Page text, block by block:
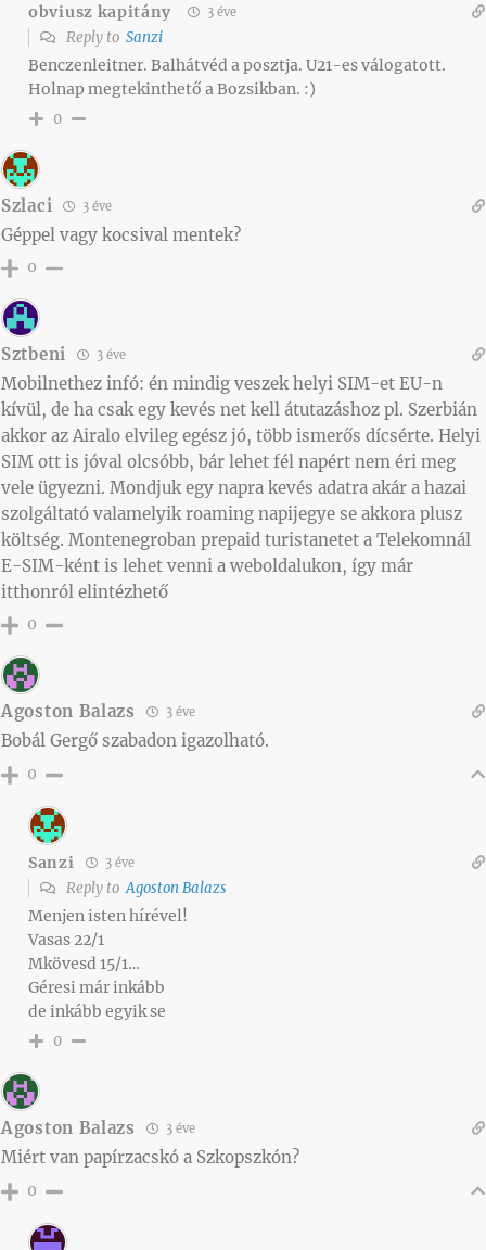
obviusz kapitány 3 éve
Reply to Sanzi
Benczenleitner. Balhátvéd a posztja. U21-es válogatott.
Holnap megtekinthető a Bozsikban. :)
0
Szlaci 3 éve
Géppel vagy kocsival mentek?
0
Sztbeni 3 éve
Mobilnethez infó: én mindig veszek helyi SIM-et EU-n
kívül, de ha csak egy kevés net kell átutazáshoz pl. Szerbián
akkor az Airalo elvileg egész jó, több ismerős dícsérte. Helyi
SIM ott is jóval olcsóbb, bár lehet fél napért nem éri meg
vele ügyezni. Mondjuk egy napra kevés adatra akár a hazai
szolgáltató valamelyik roaming napijegye se akkora plusz
költség. Montenegroban prepaid turistanetet a Telekomnál
E-SIM-ként is lehet venni a weboldalukon, így már
itthonról elintézhető
0
Agoston Balazs 3 éve
Bobál Gergő szabadon igazolható.
0
Sanzi 3 éve
Reply toAgoston Balazs
Menjen isten hírével!
Vasas 22/1
Mkövesd 15/1…
Géresi már inkább
de inkább egyik se
0
Agoston Balazs 3 éve
Miért van papírzacskó a Szkopszkón?
0